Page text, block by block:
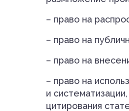
– право на
– право на
– право на
– право на
и
цитирования